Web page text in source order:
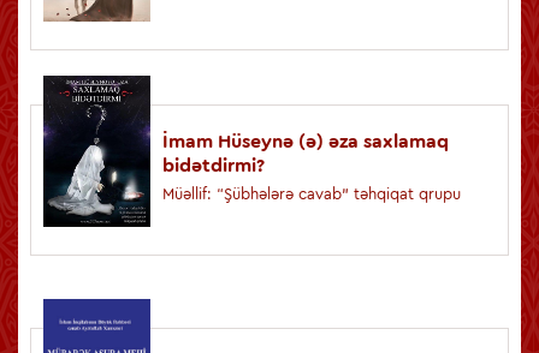
İmam Hüseynə (ə) əza saxlamaq
bidətdirmi?
Müəllif: “Şübhələrə cavab” təhqiqat qrupu